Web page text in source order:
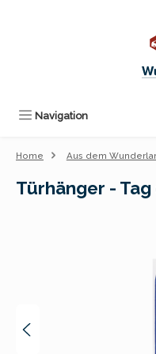
Navigation
Home Aus dem
Türhänger -